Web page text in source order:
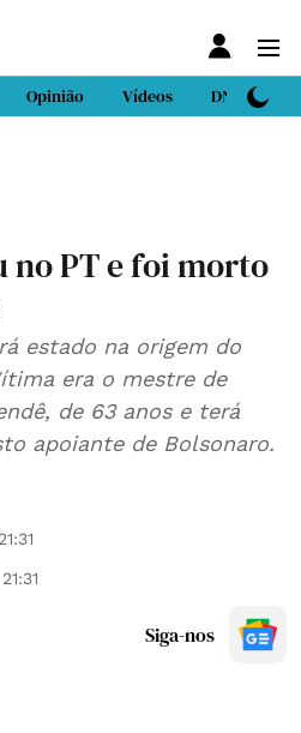
Opinião Vídeos DN Sport
no PT e foi morto
estado na origem do
era o mestre de
de 63 anos e terá
apoiante de Bolsonaro.
Siga-nos